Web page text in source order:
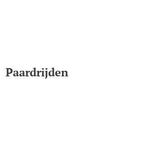
Paardrijden